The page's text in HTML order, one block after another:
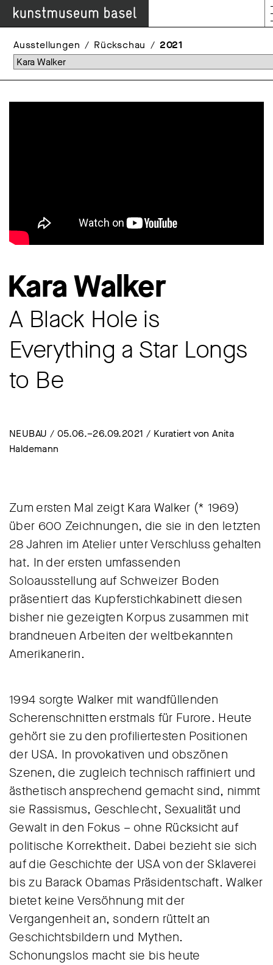
Ausstellungen Rückschau 2021
Kara Walker
A Black Hole is
Everything a Star Longs
to Be
NEUBAU / 05.06.–26.09.2021 / Kuratiert von Anita
Haldemann
Zum ersten Mal zeigt Kara Walker (* 1969)
über 600 Zeichnungen, die sie in den letzten
28 Jahren im Atelier unter Verschluss gehalten
hat. In der ersten umfassenden
Soloausstellung auf Schweizer Boden
präsentiert das Kupferstichkabinett diesen
bisher nie gezeigten Korpus zusammen mit
brandneuen Arbeiten der weltbekannten
Amerikanerin.
1994 sorgte Walker mit wandfüllenden
Scherenschnitten erstmals für Furore. Heute
gehört sie zu den profiliertesten Positionen
der USA. In provokativen und obszönen
Szenen, die zugleich technisch raffiniert und
ästhetisch ansprechend gemacht sind, nimmt
sie Rassismus, Geschlecht, Sexualität und
Gewalt in den Fokus – ohne Rücksicht auf
politische Korrektheit. Dabei bezieht sie sich
auf die Geschichte der USA von der Sklaverei
bis zu Barack Obamas Präsidentschaft. Walker
bietet keine Versöhnung mit der
Vergangenheit an, sondern rüttelt an
Geschichtsbildern und Mythen.
Schonungslos macht sie bis heute